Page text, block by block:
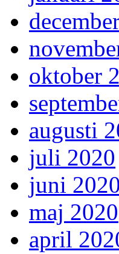
oktober
augusti
juli 2020
juni 2020
maj 2020
april